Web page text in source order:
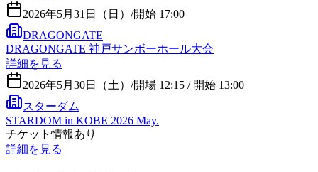
2026年5月31日（日） /開始 17:00
DRAGONGATE
DRAGONGATE 神戸サンボーホール大会
詳細を見る
2026年5月30日（土） /開場 12:15 / 開始 13:00
スターダム
STARDOM in KOBE 2026 May.
チケット情報あり
詳細を見る